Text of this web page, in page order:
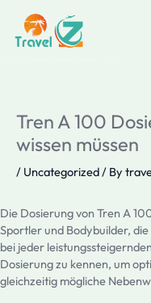
content
Tren A 100
wissen müssen
/ Uncategorized/ By
Die Dosierung von Tren A
Sportler und Bodybuilder,
bei jeder
Dosierung zu kennen, um
gleichzeitig mögliche